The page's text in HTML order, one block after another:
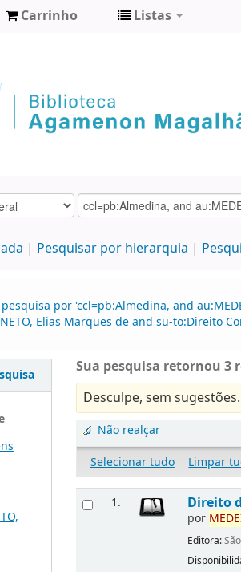
Carrinho Listas
Pesquisar por hierarquia
por 'ccl=pb:Almedina, and
NETO, Elias Marques de and su-to:Direito
Sua pesquisa retornou 3
Desculpe, sem sugestões.
Não realçar
Selecionar tudo
Limpar
1. Direito
por MEDE
Editora: